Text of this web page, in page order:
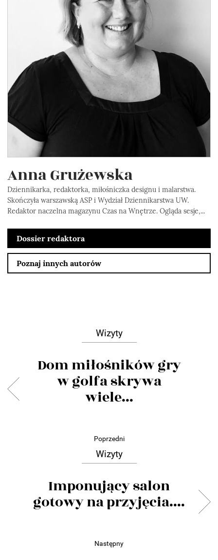
Anna Grużewska
Dziennikarka, redaktorka, miłośniczka designu i malarstwa.
Skończyła warszawską ASP i Wydział Dziennikarstwa UW.
Redaktor naczelna magazynu Czas na Wnętrze. Ogląda sesje,...
Dossier redaktora
Poznaj innych autorów
Wizyty
Dom miłośników gry
w golfa skrywa
wiele...
Poprzedni
Wizyty
Imponujący salon
gotowy na przyjęcia....
Następny